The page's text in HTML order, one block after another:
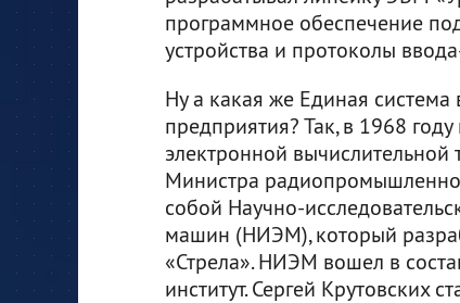
программное обеспечение
устройства и протоколы
Ну а какая же Единая система
предприятия? Так, в 1968
электронной
Министра
собой Научно-
машин (НИЭМ), который
«Стрела». НИЭМ вошел в
институт. Сергей Крутовских